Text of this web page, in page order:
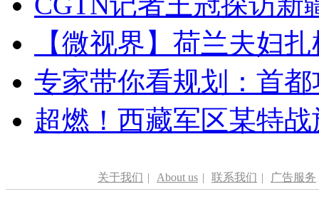
【微视界】荷兰夫妇
专家带你看规划：首
超燃！西藏军区某特
关于我们 | About us | 联系我们 | 广告服务